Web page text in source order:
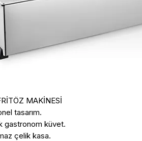
MAKİNESİ
tasarım.
gastronom küvet.
çelik kasa.